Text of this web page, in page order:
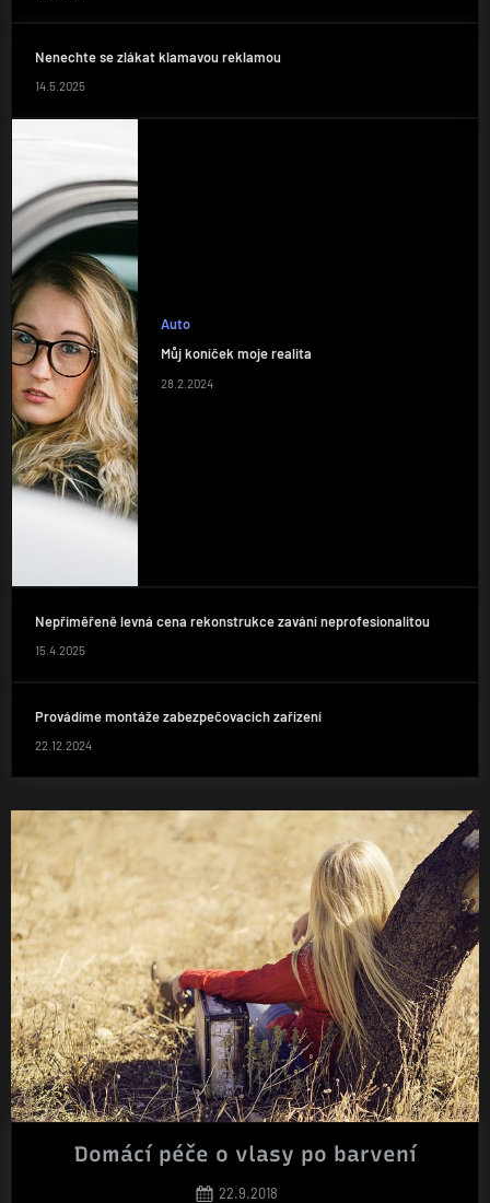
Nenechte se zlákat klamavou reklamou
14.5.2025
Auto
Můj koníček moje realita
28.2.2024
Nepřiměřeně levná cena rekonstrukce zavání neprofesionalitou
15.4.2025
Provádíme montáže zabezpečovacích zařízení
22.12.2024
Domácí péče o vlasy po barvení
Posted
22.9.2018